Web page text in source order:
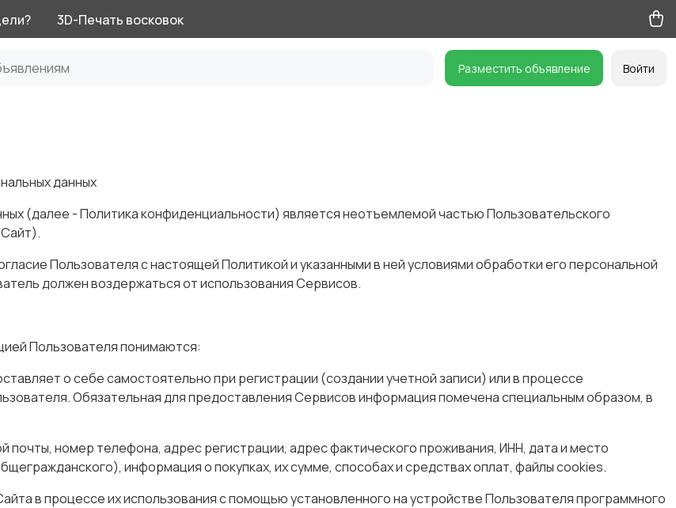
3D-Печать восковок
Разместить объявление Войти
данных
(далее - Политика конфиденциальности) является неотъемлемой частью Пользовательского
Пользователя с настоящей Политикой и указанными в ней условиями обработки его персональной
должен воздержаться от использования Сервисов.
Пользователя понимаются:
о себе самостоятельно при регистрации (создании учетной записи) или в процессе
Обязательная для предоставления Сервисов информация помечена специальным образом, в
почты, номер телефона, адрес регистрации, адрес фактического проживания, ИНН, дата и место
информация о покупках, их сумме, способах и средствах оплат, файлы cookies.
в процессе их использования с помощью установленного на устройстве Пользователя программного